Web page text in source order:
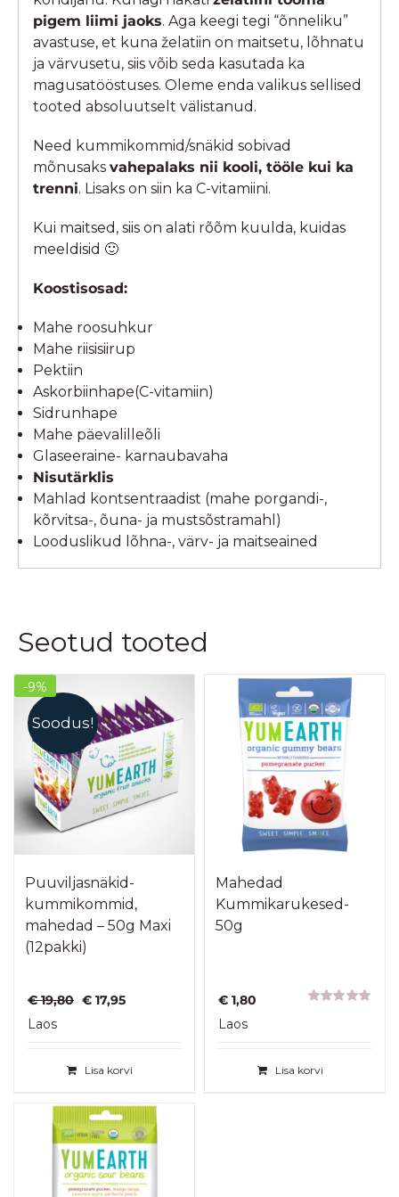
pigem liimi jaoks. Aga keegi tegi “õnneliku”
avastuse, et kuna želatiin on maitsetu, lõhnatu
ja värvusetu, siis võib seda kasutada ka
magusatööstuses. Oleme enda valikus sellised
tooted absoluutselt välistanud.
Need kummikommid/snäkid sobivad
mõnusaksvahepalaks nii kooli, tööle kui ka
trenni. Lisaks on siin ka C-vitamiini.
Kui maitsed, siis on alati rõõm kuulda, kuidas
meeldisid 🙂
Koostisosad:
Mahe roosuhkur
Mahe riisisiirup
Pektiin
Askorbiinhape(C-vitamiin)
Sidrunhape
Mahe päevalilleõli
Glaseeraine- karnaubavaha
Nisutärklis
Mahlad kontsentraadist (mahe porgandi-,
kõrvitsa-, õuna- ja mustsõstramahl)
Looduslikud lõhna-, värv- ja maitseained
Seotud tooted
Soodus!
-9%
Puuviljasnäkid-
kummikommid,
mahedad – 50g Maxi
(12pakki)
€19,80 Algne
€ 17,95Praegune
Laos
Lisa korvi
Mahedad
Kummikarukesed-
50g
€ 1,80
Laos
Lisa korvi